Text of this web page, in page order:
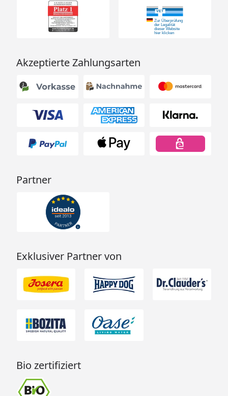
Akzeptierte Zahlungsarten
Partner
Exklusiver Partner von
Bio zertifiziert